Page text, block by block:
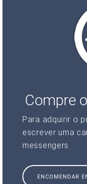
Compre
Para adquirir o
escrever uma
messengers
ENCOMENDAR